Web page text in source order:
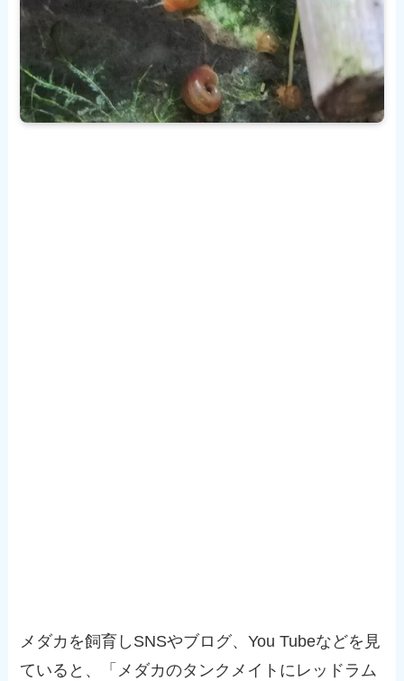
メダカを飼育しSNSやブログ、You Tubeなどを見
ていると、「メダカのタンクメイトにレッドラム